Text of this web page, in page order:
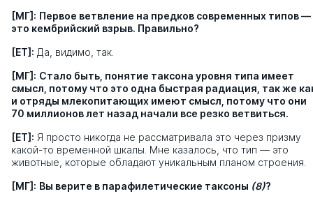
[МГ]: Первое ветвление на предков современных типов —
это кембрийский взрыв. Правильно?
[ЕТ]: Да, видимо, так.
[МГ]: Стало быть, понятие таксона уровня типа имеет
смысл, потому что это одна быстрая радиация, так же
и отряды млекопитающих имеют смысл, потому что они
70 миллионов лет назад начали все резко ветвиться.
[ЕТ]: Я просто никогда не рассматривала это через призму
какой-то временной шкалы. Мне казалось, что тип — это
животные, которые обладают уникальным планом строения.
[МГ]: Вы верите в парафилетические таксоны (8)?